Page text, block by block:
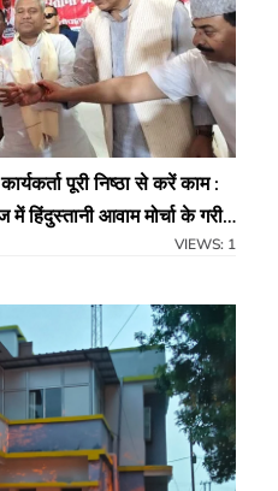
पूरी निष्ठा से करें काम :
हिंदुस्तानी आवाम मोर्चा के गरीब
विभिन्न मुद्दों पर हुई चर्चाVIEWS: 1